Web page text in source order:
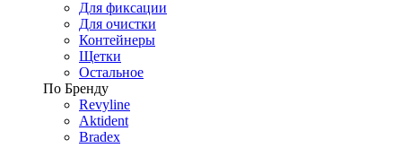
Для фиксации
Для очистки
Контейнеры
Щетки
Остальное
По Бренду
Revyline
Aktident
Bradex